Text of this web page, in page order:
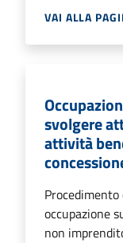
VAI ALLA
svolgere
attività
occupazione
non